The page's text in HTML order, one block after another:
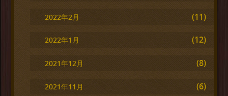
2022年2月 (11)
2022年1月 (12)
2021年12月 (8)
2021年11月 (6)